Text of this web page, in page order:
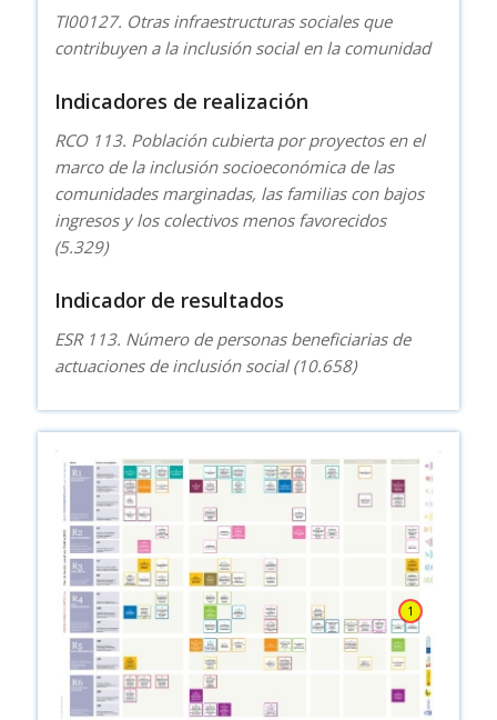
TI00127. Otras infraestructuras sociales que
contribuyen a la inclusión social en la comunidad
Indicadores de realización
RCO 113. Población cubierta por proyectos en el
marco de la inclusión socioeconómica de las
comunidades marginadas, las familias con bajos
ingresos y los colectivos menos favorecidos
(5.329)
Indicador de resultados
ESR 113. Número de personas beneficiarias de
actuaciones de inclusión social (10.658)
1